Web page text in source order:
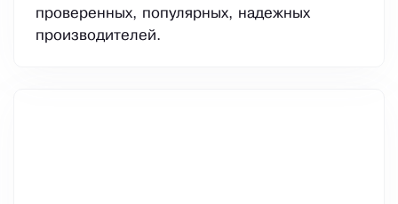
проверенных, популярных, надежных
производителей.